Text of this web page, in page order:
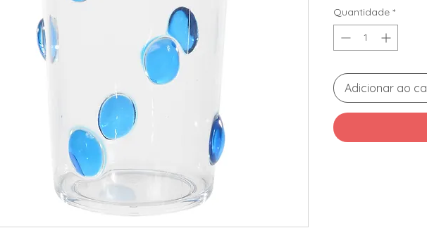
Quantidade *
Adicionar ao